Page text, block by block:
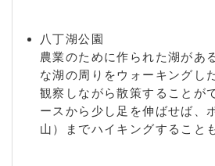
八丁湖公園
農業のために作られた湖があ
な湖の周りをウォーキングし
観察しながら散策することが
ースから少し足を伸ばせば、
山）までハイキングすること